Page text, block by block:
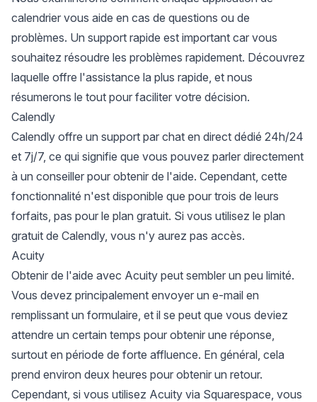
calendrier vous aide en cas de questions ou de
problèmes. Un support rapide est important car vous
souhaitez résoudre les problèmes rapidement. Découvrez
laquelle offre l'assistance la plus rapide, et nous
résumerons le tout pour faciliter votre décision.
Calendly
Calendly offre un support par chat en direct dédié 24h/24
et 7j/7, ce qui signifie que vous pouvez parler directement
à un conseiller pour obtenir de l'aide. Cependant, cette
fonctionnalité n'est disponible que pour trois de leurs
forfaits, pas pour le plan gratuit. Si vous utilisez le plan
gratuit de Calendly, vous n'y aurez pas accès.
Acuity
Obtenir de l'aide avec Acuity peut sembler un peu limité.
Vous devez principalement envoyer un e-mail en
remplissant un formulaire, et il se peut que vous deviez
attendre un certain temps pour obtenir une réponse,
surtout en période de forte affluence. En général, cela
prend environ deux heures pour obtenir un retour.
Cependant, si vous utilisez Acuity via Squarespace, vous